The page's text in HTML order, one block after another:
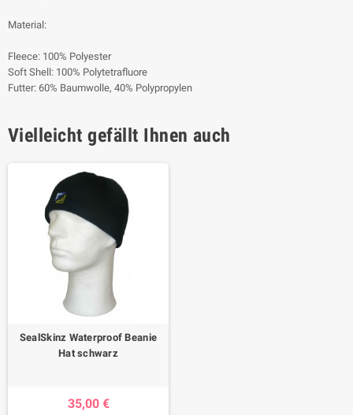
Material:
Fleece: 100% Polyester
Soft Shell: 100% Polytetrafluore
Futter: 60% Baumwolle, 40% Polypropylen
Vielleicht gefällt Ihnen auch
SealSkinz Waterproof Beanie
Hat schwarz
35,00 €